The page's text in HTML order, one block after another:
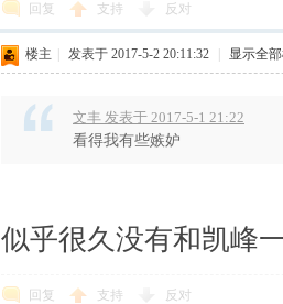
回复 支持 反对
楼主 发表于 2017-5-2 20:11:32 显示全
文丰 发表于 2017-5-1 21:22
看得我有些嫉妒
似乎很久没有和凯峰
回复 支持 反对